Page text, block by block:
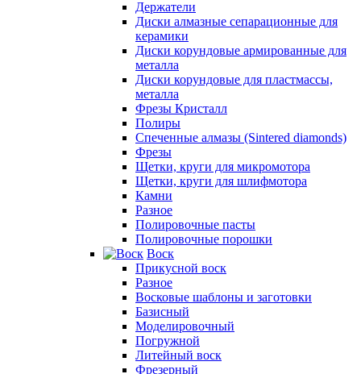
Держатели
Диски алмазные сепарационные для
керамики
Диски корундовые армированные для
металла
Диски корундовые для пластмассы,
металла
Фрезы Кристалл
Полиры
Спеченные алмазы (Sintered diamonds)
Фрезы
Щетки, круги для микромотора
Щетки, круги для шлифмотора
Камни
Разное
Полировочные пасты
Полировочные порошки
Воск
Прикусной воск
Разное
Восковые шаблоны и заготовки
Базисный
Моделировочный
Погружной
Литейный воск
Фрезерный